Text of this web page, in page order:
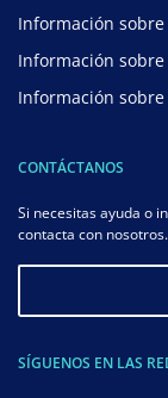
Información
Información
Información
CONTÁCTANOS
Si necesitas ayuda o
contacta con nosotros.
SÍGUENOS EN LAS